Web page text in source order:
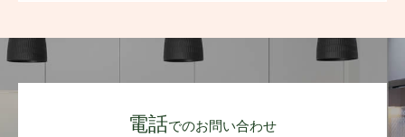
電話でのお問い合わせ